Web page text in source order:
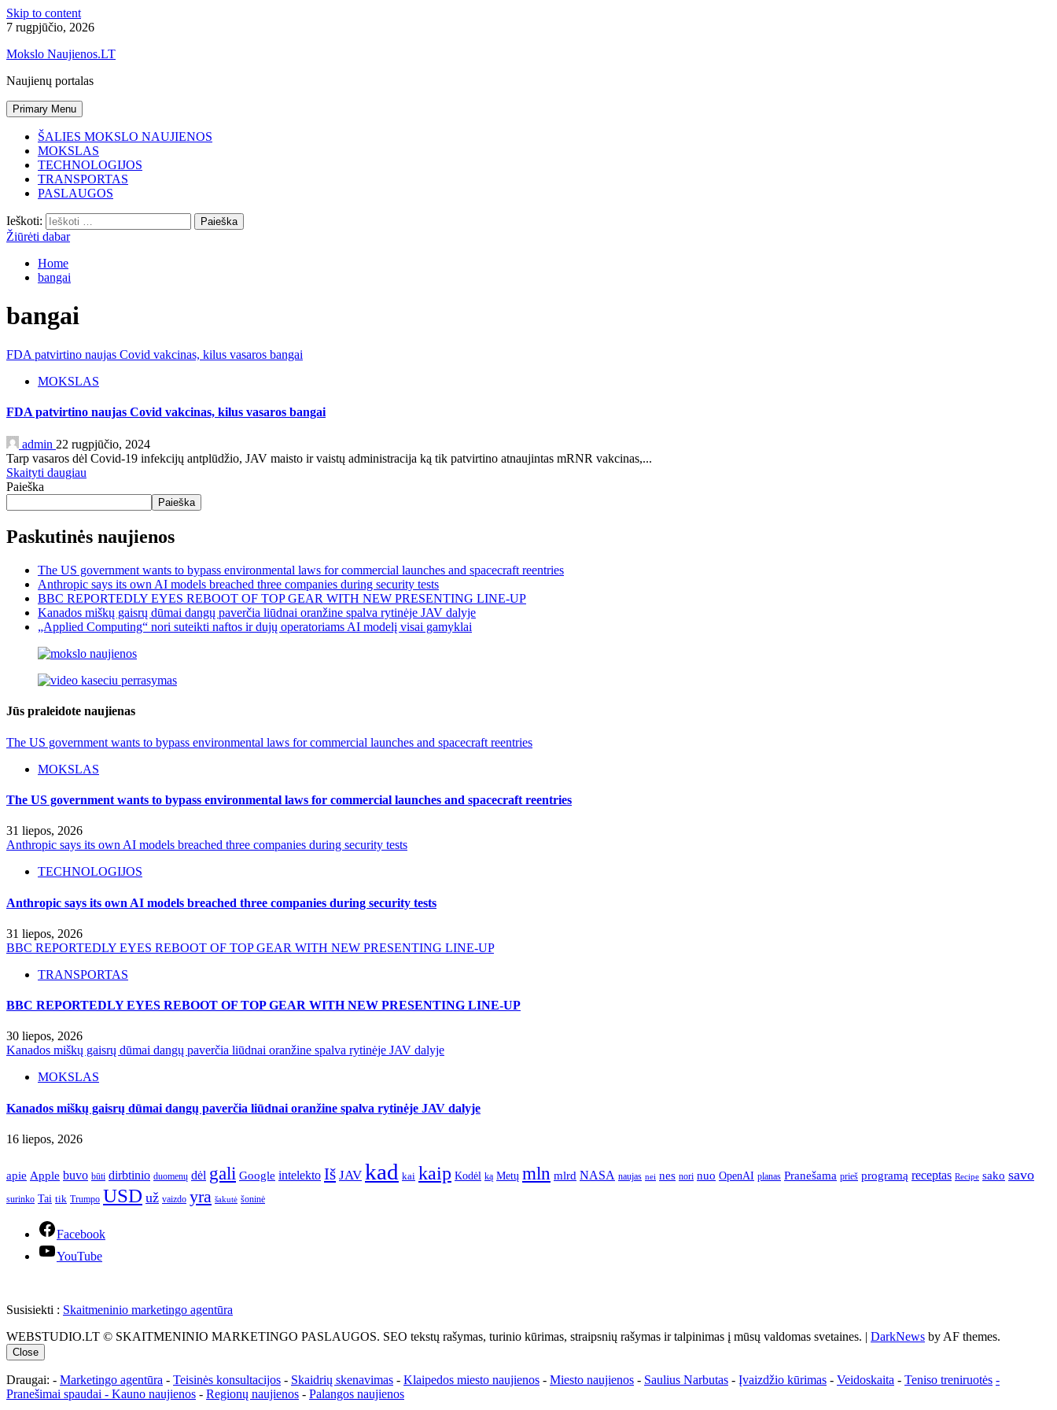
Skip to content
7 rugpjūčio, 2026
Mokslo Naujienos.LT
Naujienų portalas
Primary Menu
ŠALIES MOKSLO NAUJIENOS
MOKSLAS
TECHNOLOGIJOS
TRANSPORTAS
PASLAUGOS
Ieškoti:
Žiūrėti dabar
Home
bangai
bangai
FDA patvirtino naujas Covid vakcinas, kilus vasaros bangai
MOKSLAS
FDA patvirtino naujas Covid vakcinas, kilus vasaros bangai
admin 22 rugpjūčio, 2024
Tarp vasaros dėl Covid-19 infekcijų antplūdžio, JAV maisto ir vaistų administracija ką tik patvirtino atnaujintas mRNR vakcinas,...
Skaityti daugiau
Paieška
Paieška
Paskutinės naujienos
The US government wants to bypass environmental laws for commercial launches and spacecraft reentries
Anthropic says its own AI models breached three companies during security tests
BBC REPORTEDLY EYES REBOOT OF TOP GEAR WITH NEW PRESENTING LINE-UP
Kanados miškų gaisrų dūmai dangų paverčia liūdnai oranžine spalva rytinėje JAV dalyje
„Applied Computing“ nori suteikti naftos ir dujų operatoriams AI modelį visai gamyklai
Jūs praleidote naujienas
The US government wants to bypass environmental laws for commercial launches and spacecraft reentries
MOKSLAS
The US government wants to bypass environmental laws for commercial launches and spacecraft reentries
31 liepos, 2026
Anthropic says its own AI models breached three companies during security tests
TECHNOLOGIJOS
Anthropic says its own AI models breached three companies during security tests
31 liepos, 2026
BBC REPORTEDLY EYES REBOOT OF TOP GEAR WITH NEW PRESENTING LINE-UP
TRANSPORTAS
BBC REPORTEDLY EYES REBOOT OF TOP GEAR WITH NEW PRESENTING LINE-UP
30 liepos, 2026
Kanados miškų gaisrų dūmai dangų paverčia liūdnai oranžine spalva rytinėje JAV dalyje
MOKSLAS
Kanados miškų gaisrų dūmai dangų paverčia liūdnai oranžine spalva rytinėje JAV dalyje
16 liepos, 2026
apie Apple buvo būti dirbtinio duomenų dėl gali Google intelekto Iš JAV kad kai kaip Kodėl ką Metų mln mlrd NASA naujas nei nes nori nuo OpenAI planas Pranešama prieš programą receptas Recipe sako savo
surinko Tai tik Trumpo USD už vaizdo yra šakutė šoninė
Facebook
YouTube
Susisiekti : Skaitmeninio marketingo agentūra
WEBSTUDIO.LT © SKAITMENINIO MARKETINGO PASLAUGOS. SEO tekstų rašymas, turinio kūrimas, straipsnių rašymas ir talpinimas į mūsų valdomas svetaines. | DarkNews by AF themes.
Close
Draugai: - Marketingo agentūra - Teisinės konsultacijos - Skaidrių skenavimas - Klaipedos miesto naujienos - Miesto naujienos - Saulius Narbutas - Įvaizdžio kūrimas - Veidoskaita - Teniso treniruotės -
Pranešimai spaudai - Kauno naujienos - Regionų naujienos - Palangos naujienos